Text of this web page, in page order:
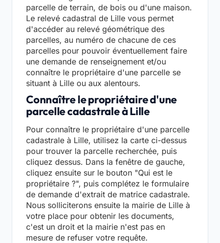
parcelle de terrain, de bois ou d'une maison.
Le relevé cadastral de Lille vous permet
d'accéder au relevé géométrique des
parcelles, au numéro de chacune de ces
parcelles pour pouvoir éventuellement faire
une demande de renseignement et/ou
connaître le propriétaire d'une parcelle se
situant à Lille ou aux alentours.
Connaître le propriétaire d'une
parcelle cadastrale à Lille
Pour connaître le propriétaire d'une parcelle
cadastrale à Lille, utilisez la carte ci-dessus
pour trouver la parcelle recherchée, puis
cliquez dessus. Dans la fenêtre de gauche,
cliquez ensuite sur le bouton "Qui est le
propriétaire ?", puis complétez le formulaire
de demande d'extrait de matrice cadastrale.
Nous solliciterons ensuite la mairie de Lille à
votre place pour obtenir les documents,
c'est un droit et la mairie n'est pas en
mesure de refuser votre requête.